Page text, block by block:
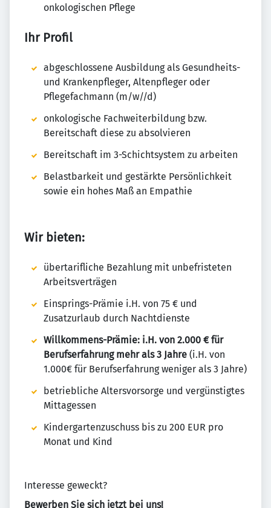
onkologischen Pflege
Ihr Profil
abgeschlossene Ausbildung als Gesundheits-
und Krankenpfleger, Altenpfleger oder
Pflegefachmann (m/w//d)
onkologische Fachweiterbildung bzw.
Bereitschaft diese zu absolvieren
Bereitschaft im 3-Schichtsystem zu arbeiten
Belastbarkeit und gestärkte Persönlichkeit
sowie ein hohes Maß an Empathie
Wir bieten:
übertarifliche Bezahlung mit unbefristeten
Arbeitsverträgen
Einsprings-Prämie i.H. von 75 € und
Zusatzurlaub durch Nachtdienste
Willkommens-Prämie: i.H. von 2.000 € für
Berufserfahrung mehr als 3 Jahre (i.H. von
1.000€ für Berufserfahrung weniger als 3 Jahre)
betriebliche Altersvorsorge und vergünstigtes
Mittagessen
Kindergartenzuschuss bis zu 200 EUR pro
Monat und Kind
Interesse geweckt?
Bewerben Sie sich jetzt bei uns!